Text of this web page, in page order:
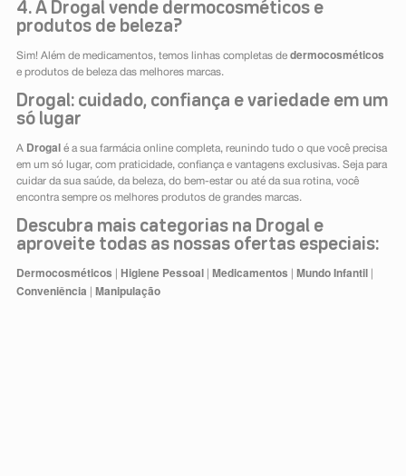
4. A Drogal vende dermocosméticos e
produtos de beleza?
Sim! Além de medicamentos, temos linhas completas de dermocosméticos
e produtos de beleza das melhores marcas.
Drogal: cuidado, confiança e variedade em um
só lugar
A Drogal é a sua farmácia online completa, reunindo tudo o que você precisa
em um só lugar, com praticidade, confiança e vantagens exclusivas. Seja para
cuidar da sua saúde, da beleza, do bem-estar ou até da sua rotina, você
encontra sempre os melhores produtos de grandes marcas.
Descubra mais categorias na Drogal e
aproveite todas as nossas ofertas especiais:
Dermocosméticos Higiene Pessoal Medicamentos Mundo Infantil
Conveniência Manipulação